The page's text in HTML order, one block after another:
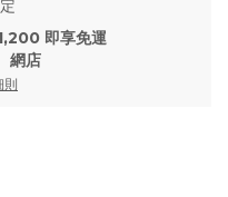
即享免運
網店
則